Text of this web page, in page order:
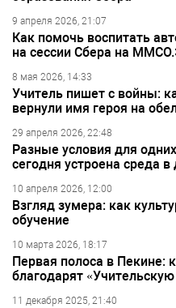
9 апреля 2026, 21:07
Как помочь воспитать
на сессии Сбера на
8 мая 2026, 14:33
Учитель пишет с войны:
вернули имя героя на
29 апреля 2026, 22:48
Разные условия для
сегодня устроена среда в
10 апреля 2026, 12:00
Взгляд зумера: как
обучение
10 марта 2026, 18:17
Первая полоса в Пекине:
благодарят «Учительскую
11 декабря 2025, 21:40